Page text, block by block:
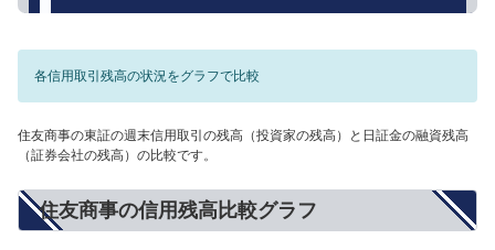
各信用取引残高の状況をグラフで比較
住友商事の東証の週末信用取引の残高（投資家の残高）と日証金の融資残高
（証券会社の残高）の比較です。
住友商事の信用残高比較グラフ